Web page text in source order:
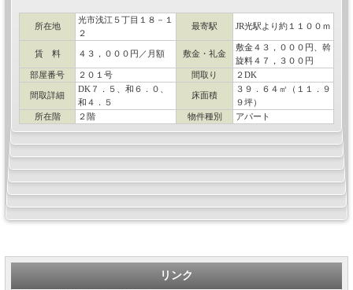
所在地
光市浅江５丁目１８－１
２
最寄駅 JR光駅より約１１００ｍ
賃 料 ４３，０００円／月額 敷金・礼金
敷金４３，０００円、斡
旋料４７，３００円
部屋番号
２０１号 間取り ２DK
間取詳細
DK７．５、和６．０、
和４．５
床面積
３９．６４㎡（１１．９
９坪）
所在階
２階 物件種別 アパート
リンク